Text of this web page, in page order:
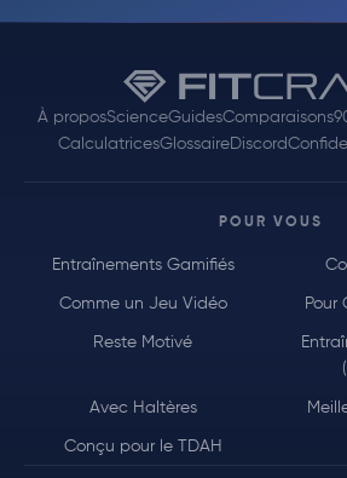
À proposScienceGuidesComparaisons
CalculatricesGlossaireDiscord
POUR VOUS
Entraînements Gamifiés
Comme un Jeu Vidéo Pour
Reste Motivé
Avec Haltères
Conçu pour le TDAH